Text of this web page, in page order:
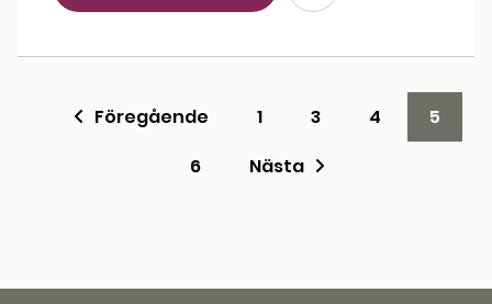
Föregående 1 3 4
5
6
Nästa